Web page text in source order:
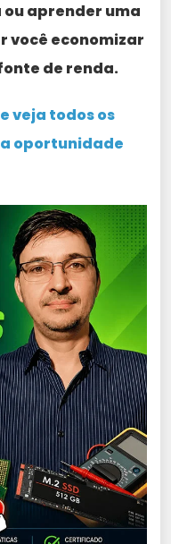
aprender uma
você economizar
de renda.
e veja todos os
oportunidade